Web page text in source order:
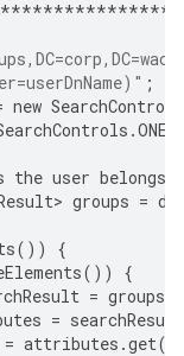
;
new SearchControls
.
the user belongs
groups =
())
{
())
{
= groups
= searchResult
= attributes .get(